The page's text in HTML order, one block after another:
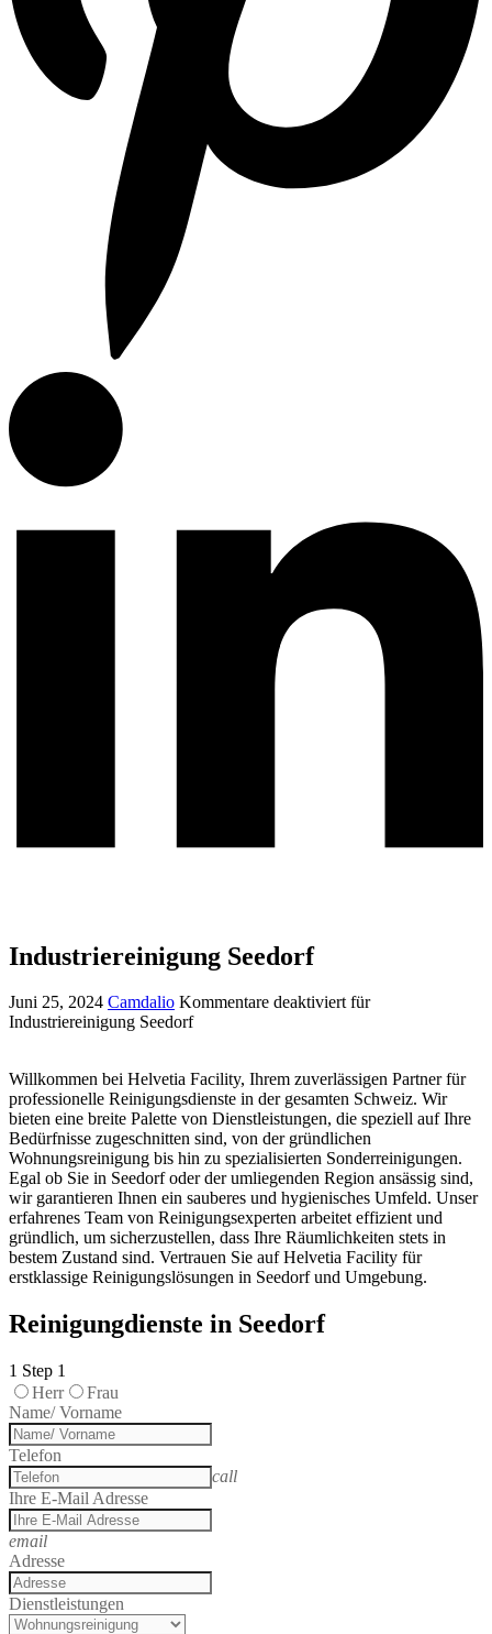
Industriereinigung Seedorf
Juni 25, 2024 Camdalio Kommentare deaktiviertfür
Industriereinigung Seedorf
Willkommen bei Helvetia Facility, Ihrem zuverlässigen Partner für
professionelle Reinigungsdienste in der gesamten Schweiz. Wir
bieten eine breite Palette von Dienstleistungen, die speziell auf Ihre
Bedürfnisse zugeschnitten sind, von der gründlichen
Wohnungsreinigung bis hin zu spezialisierten Sonderreinigungen.
Egal ob Sie in Seedorf oder der umliegenden Region ansässig sind,
wir garantieren Ihnen ein sauberes und hygienisches Umfeld. Unser
erfahrenes Team von Reinigungsexperten arbeitet effizient und
gründlich, um sicherzustellen, dass Ihre Räumlichkeiten stets in
bestem Zustand sind. Vertrauen Sie auf Helvetia Facility für
erstklassige Reinigungslösungen in Seedorf und Umgebung.
Reinigungdienste in Seedorf
1 Step 1
Herr
Frau
Name/ Vorname
Telefon
call
Ihre E-Mail Adresse
email
Adresse
Dienstleistungen